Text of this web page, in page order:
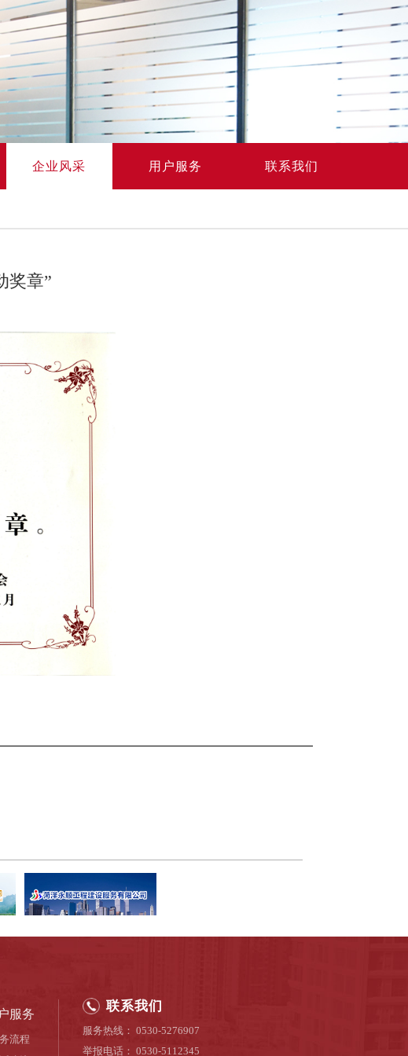
企业风采 用户服务 联系我们
奖章”
服务
流程
联系我们
服务热线： 0530-5276907
举报电话： 0530-5112345